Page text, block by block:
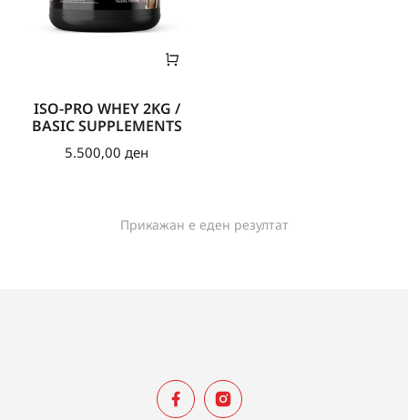
ISO-PRO WHEY 2KG /
BASIC SUPPLEMENTS
5.500,00 ден
Прикажан е еден резултат